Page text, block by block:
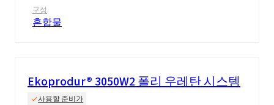
구성
혼합물
Ekoprodur® 3050W2 폴리 우레탄 시스템
사용할 준비가